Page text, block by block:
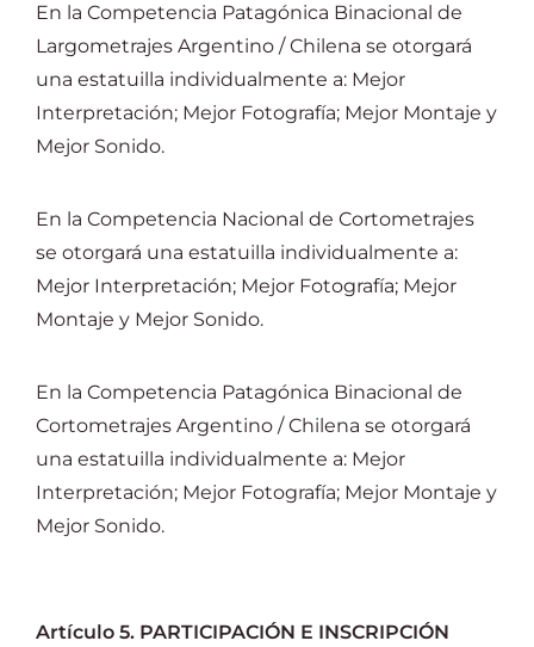
En la Competencia Patagónica Binacional de
Largometrajes Argentino / Chilena se otorgará
una estatuilla individualmente a: Mejor
Interpretación; Mejor Fotografía; Mejor Montaje y
Mejor Sonido.
En la Competencia Nacional de Cortometrajes
se otorgará una estatuilla individualmente a:
Mejor Interpretación; Mejor Fotografía; Mejor
Montaje y Mejor Sonido.
En la Competencia Patagónica Binacional de
Cortometrajes Argentino / Chilena se otorgará
una estatuilla individualmente a: Mejor
Interpretación; Mejor Fotografía; Mejor Montaje y
Mejor Sonido.
Artículo 5. PARTICIPACIÓN E INSCRIPCIÓN